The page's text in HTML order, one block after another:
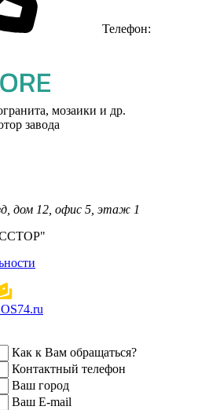
Телефон:
мозаики и др.
завода
дом 12, офис 5, этаж 1
Как к Вам обращаться?
Контактный телефон
Ваш город
Ваш E-mail